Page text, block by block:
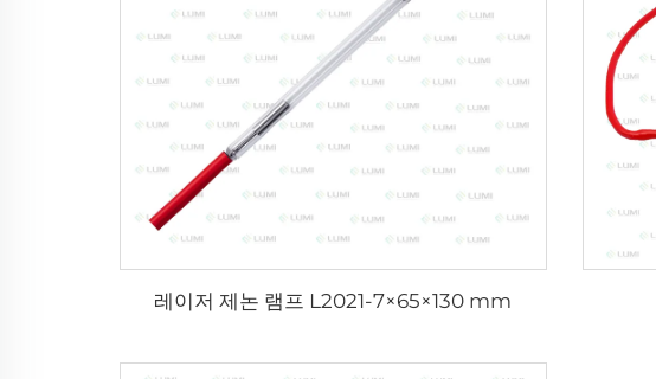
레이저 제논 램프 L2021-7×65×130 mm